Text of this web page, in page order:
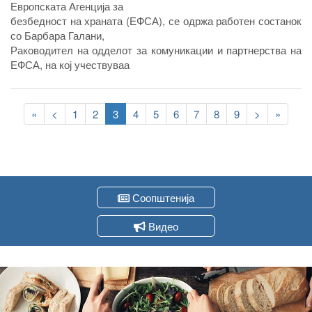
Европската Агенција за
безбедност на храната (ЕФСА), се одржа работен состанок
со Барбара Галани,
Раководител на одделот за комуникации и партнерства на
ЕФСА, на кој учествуваа
вклучени во процесот на
собирање, обработка и доставување на податоци до ЕФСА.
Pagination
First
page
«
Previous
page
< Page
1 Page
2
Current
page
3 Page
4 Page
5 Page
6 Page
7 Page
8 Page
9
Следна
страна
>
Last
page
»
Соопштенија
Видео